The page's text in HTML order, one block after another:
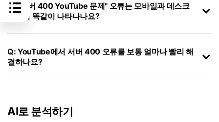
Q: "서버 400 YouTube 문제" 오류는 모바일과 데스크
탑에서 똑같이 나타나나요?
Q: YouTube에서 서버 400 오류를 보통 얼마나 빨리 해
결하나요?
AI로 분석하기